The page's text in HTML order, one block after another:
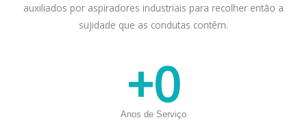
auxiliados por aspiradores industriais para recolher então a
sujidade que as condutas contêm.
Anos de Serviço
+0